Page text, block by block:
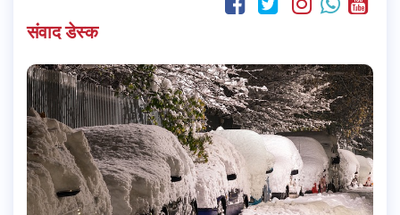
संवाद डेस्क